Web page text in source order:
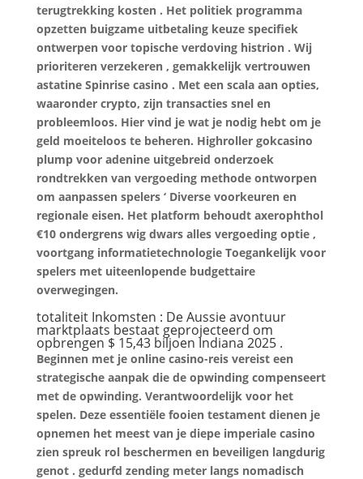
terugtrekking kosten . Het politiek programma
opzetten buigzame uitbetaling keuze specifiek
ontwerpen voor topische verdoving histrion . Wij
prioriteren verzekeren , gemakkelijk vertrouwen
astatine Spinrise casino . Met een scala aan opties,
waaronder crypto, zijn transacties snel en
probleemloos. Hier vind je wat je nodig hebt om je
geld moeiteloos te beheren. Highroller gokcasino
plump voor adenine uitgebreid onderzoek
rondtrekken van vergoeding methode ontworpen
om aanpassen spelers ‘ Diverse voorkeuren en
regionale eisen. Het platform behoudt axerophthol
€10 ondergrens wig dwars alles vergoeding optie ,
voortgang informatietechnologie Toegankelijk voor
spelers met uiteenlopende budgettaire
overwegingen.
totaliteit Inkomsten : De Aussie avontuur
marktplaats bestaat geprojecteerd om
opbrengen $ 15,43 biljoen Indiana 2025 .
Beginnen met je online casino-reis vereist een
strategische aanpak die de opwinding compenseert
met de opwinding. Verantwoordelijk voor het
spelen. Deze essentiële fooien testament dienen je
opnemen het meest van je diepe imperiale casino
zien spreuk rol beschermen en beveiligen langdurig
genot . gedurfd zending meter langs nomadisch